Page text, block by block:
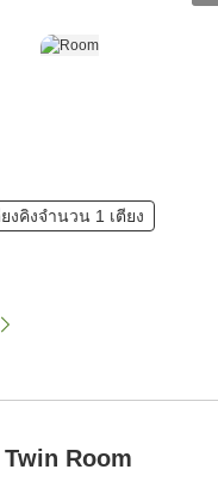
ยงคิงจำนวน 1 เตียง
Room